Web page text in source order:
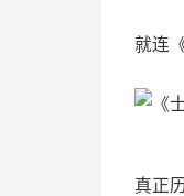
就连
真正